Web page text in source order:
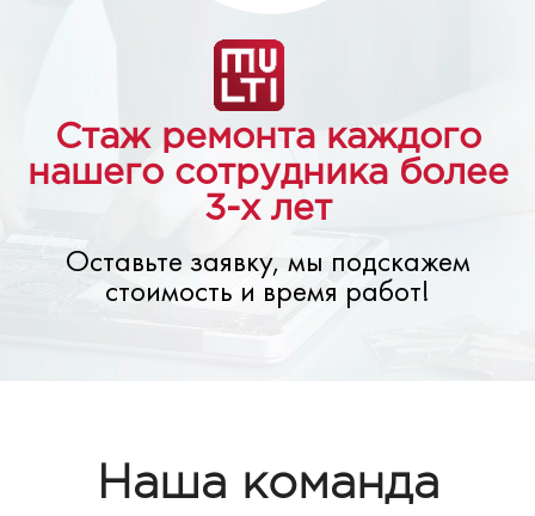
Стаж ремонта каждого
нашего сотрудника более
3-х лет
Оставьте заявку, мы подскажем
стоимость и время работ!
Наша команда